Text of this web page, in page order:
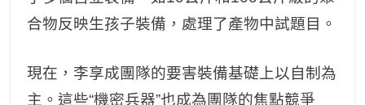
合物反映生孩子裝備，處理了產物中試題目。
現在，李享成團隊的要害裝備基礎上以自制為
主。這些“機密兵器”也成為團隊的焦點競爭